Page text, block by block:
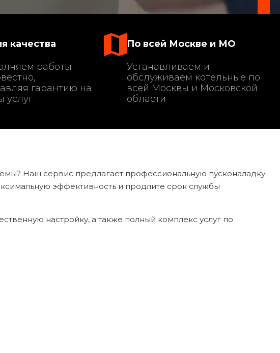
качества
работы
гарантию на
услуг
По всей Москве и МО
Устанавливаем и
обслуживаем котельные по
всей Москвы и Московской
области
Наш сервис предлагает профессиональную пусконаладку
эффективность и продлите срок службы
настройку, а также полный комплекс услуг по